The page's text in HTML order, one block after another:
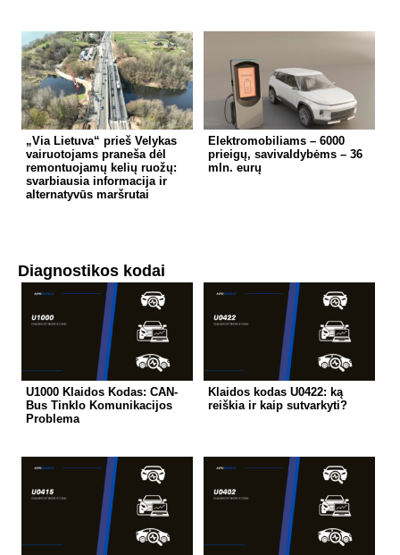
„Via Lietuva“ prieš Velykas
vairuotojams praneša dėl
remontuojamų kelių ruožų:
svarbiausia informacija ir
alternatyvūs maršrutai
Elektromobiliams – 6000
prieigų, savivaldybėms – 36
mln. eurų
Diagnostikos kodai
U1000 Klaidos Kodas: CAN-
Bus Tinklo Komunikacijos
Problema
Klaidos kodas U0422: ką
reiškia ir kaip sutvarkyti?